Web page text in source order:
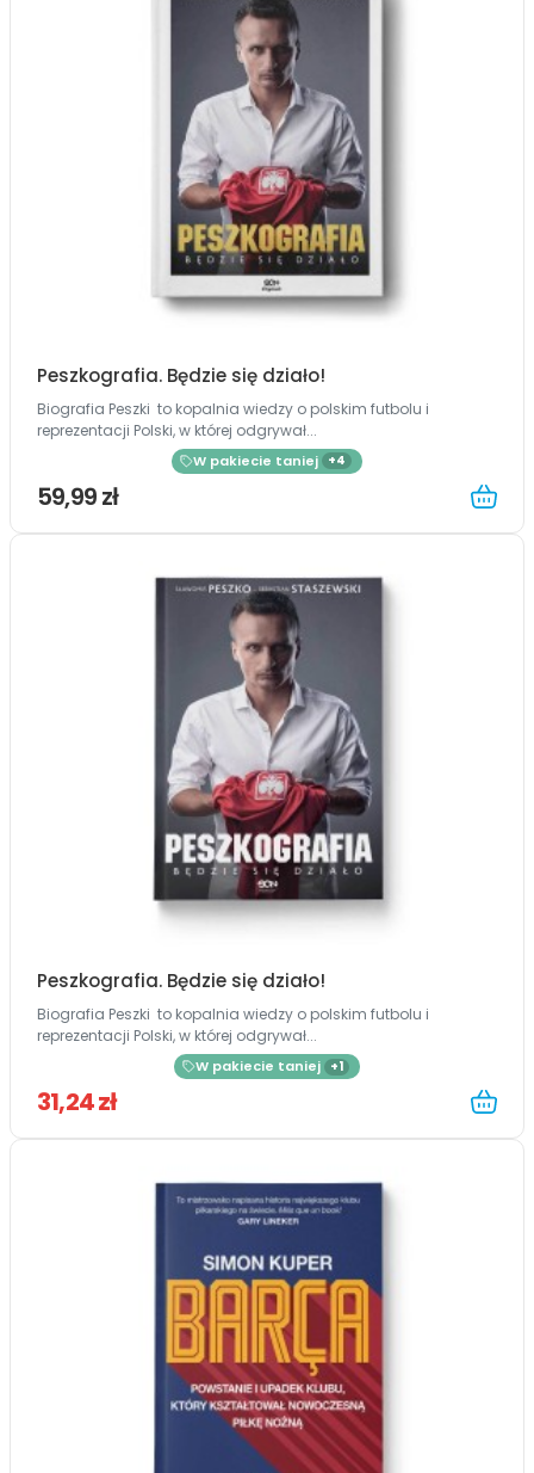
Peszkografia. Będzie się działo!
Biografia Peszki to kopalnia wiedzy o polskim futbolu i
reprezentacji Polski, w której odgrywał...
W pakiecie taniej +4
59,99 zł
Peszkografia. Będzie się działo!
Biografia Peszki to kopalnia wiedzy o polskim futbolu i
reprezentacji Polski, w której odgrywał...
W pakiecie taniej +1
31,24 zł